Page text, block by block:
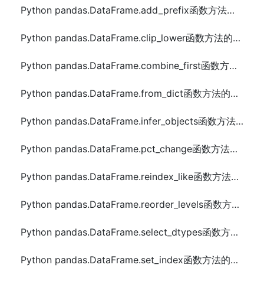
Python pandas.DataFrame.add_prefix函数方法的使用
Python pandas.DataFrame.clip_lower函数方法的使用
Python pandas.DataFrame.combine_first函数方法的使用
Python pandas.DataFrame.from_dict函数方法的使用
Python pandas.DataFrame.infer_objects函数方法的使用
Python pandas.DataFrame.pct_change函数方法的使用
Python pandas.DataFrame.reindex_like函数方法的使用
Python pandas.DataFrame.reorder_levels函数方法的使用
Python pandas.DataFrame.select_dtypes函数方法的使用
Python pandas.DataFrame.set_index函数方法的使用